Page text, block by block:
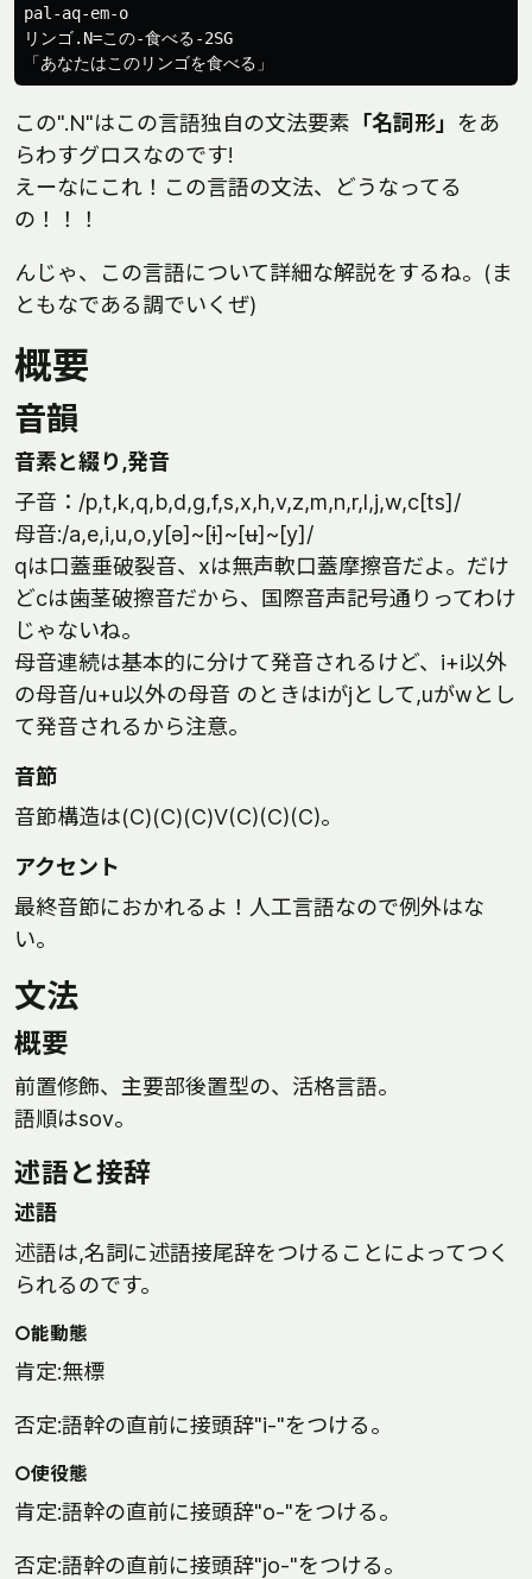
pal-aq-em-o
リンゴ.N=この-食べる-2SG
この".N"はこの言語独自の文法要素 「名詞形」 をあ
らわすグロスなのです!
えーなにこれ！この言語の文法、どうなってる
の！！！
んじゃ、この言語について詳細な解説をするね。(ま
ともなである調でいくぜ)
概要
音韻
音素と綴り,発音
子音：/p,t,k,q,b,d,g,f,s,x,h,v,z,m,n,r,l,j,w,c[ts]/
母音:/a,e,i,u,o,y[ə]~[ɨ]~[ʉ]~[y]/
qは口蓋垂破裂音、xは無声軟口蓋摩擦音だよ。だけ
どcは歯茎破擦音だから、国際音声記号通りってわけ
じゃないね。
母音連続は基本的に分けて発音されるけど、i+i以外
の母音/u+u以外の母音 のときはiがjとして,uがwとし
て発音されるから注意。
音節
音節構造は(C)(C)(C)V(C)(C)(C)。
アクセント
最終音節におかれるよ！人工言語なので例外はな
い。
文法
概要
前置修飾、主要部後置型の、活格言語。
語順はsov。
述語と接辞
述語
述語は,名詞に述語接尾辞をつけることによってつく
られるのです。
○能動態
肯定:無標
否定:語幹の直前に接頭辞"i-"をつける。
○使役態
肯定:語幹の直前に接頭辞"o-"をつける。
否定:語幹の直前に接頭辞"jo-"をつける。